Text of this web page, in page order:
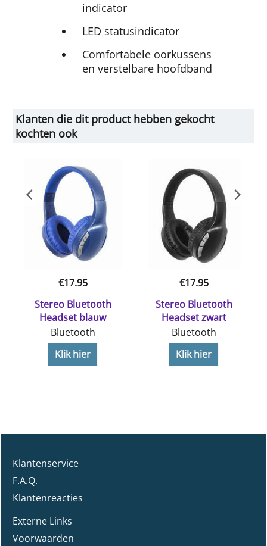
indicator
LED statusindicator
Comfortabele oorkussens
en verstelbare hoofdband
Klanten die dit product hebben gekocht
kochten ook
€17.95
Stereo Bluetooth
Headset blauw
Bluetooth
Klik hier
€17.95
Stereo Bluetooth
Headset zwart
Bluetooth
Klik hier
Klantenservice
F.A.Q.
Klantenreacties
Externe Links
Voorwaarden